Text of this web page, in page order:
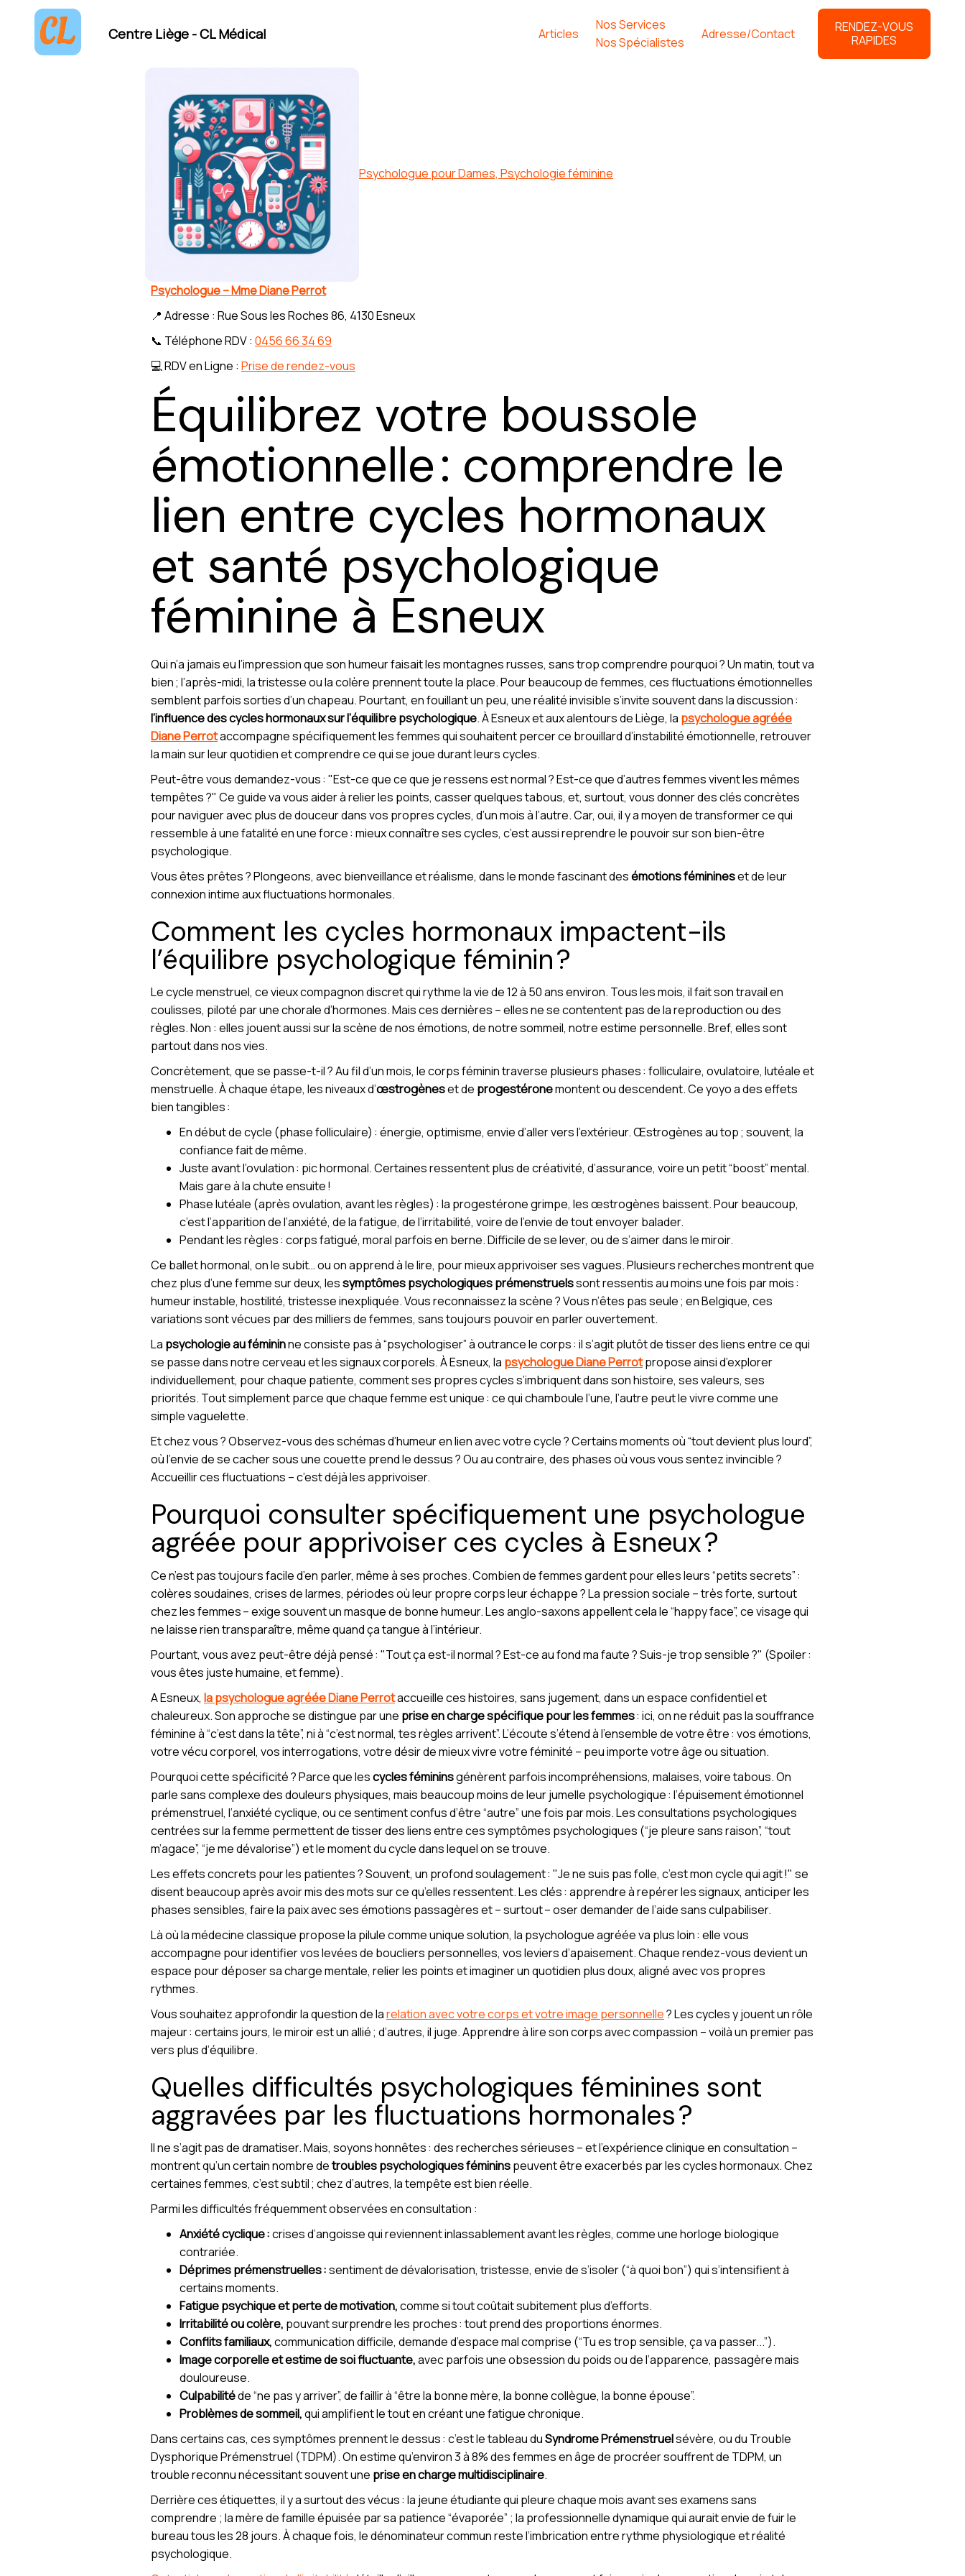
Centre Liège - CL Médical Articles
Nos Services
Nos Spécialistes
Adresse/Contact
RENDEZ-VOUS
RAPIDES
Psychologue pour Dames, Psychologie féminine
Psychologue – Mme Diane Perrot
📍 Adresse : Rue Sous les Roches 86, 4130 Esneux
📞 Téléphone RDV : 0456 66 34 69
💻 RDV en Ligne : Prise de rendez-vous
Équilibrez votre boussole
émotionnelle : comprendre le
lien entre cycles hormonaux
et santé psychologique
féminine à Esneux
Qui n’a jamais eu l’impression que son humeur faisait les montagnes russes, sans trop comprendre pourquoi ? Un matin, tout va
bien ; l’après-midi, la tristesse ou la colère prennent toute la place. Pour beaucoup de femmes, ces fluctuations émotionnelles
semblent parfois sorties d’un chapeau. Pourtant, en fouillant un peu, une réalité invisible s’invite souvent dans la discussion :
l’influence des cycles hormonaux sur l’équilibre psychologique. À Esneux et aux alentours de Liège, la psychologue agréée
Diane Perrotaccompagne spécifiquement les femmes qui souhaitent percer ce brouillard d’instabilité émotionnelle, retrouver
la main sur leur quotidien et comprendre ce qui se joue durant leurs cycles.
Peut-être vous demandez-vous : "Est-ce que ce que je ressens est normal ? Est-ce que d’autres femmes vivent les mêmes
tempêtes ?" Ce guide va vous aider à relier les points, casser quelques tabous, et, surtout, vous donner des clés concrètes
pour naviguer avec plus de douceur dans vos propres cycles, d’un mois à l’autre. Car, oui, il y a moyen de transformer ce qui
ressemble à une fatalité en une force : mieux connaître ses cycles, c’est aussi reprendre le pouvoir sur son bien-être
psychologique.
Vous êtes prêtes ? Plongeons, avec bienveillance et réalisme, dans le monde fascinant desémotions féminineset de leur
connexion intime aux fluctuations hormonales.
Comment les cycles hormonaux impactent-ils
l’équilibre psychologique féminin ?
Le cycle menstruel, ce vieux compagnon discret qui rythme la vie de 12 à 50 ans environ. Tous les mois, il fait son travail en
coulisses, piloté par une chorale d’hormones. Mais ces dernières – elles ne se contentent pas de la reproduction ou des
règles. Non : elles jouent aussi sur la scène de nos émotions, de notre sommeil, notre estime personnelle. Bref, elles sont
partout dans nos vies.
Concrètement, que se passe-t-il ? Au fil d’un mois, le corps féminin traverse plusieurs phases : folliculaire, ovulatoire, lutéale et
menstruelle. À chaque étape, les niveaux d’œstrogèneset de progestéronemontent ou descendent. Ce yoyo a des effets
bien tangibles :
En début de cycle (phase folliculaire) : énergie, optimisme, envie d’aller vers l’extérieur. Œstrogènes au top ; souvent, la
confiance fait de même.
Juste avant l’ovulation : pic hormonal. Certaines ressentent plus de créativité, d’assurance, voire un petit “boost” mental.
Mais gare à la chute ensuite !
Phase lutéale (après ovulation, avant les règles) : la progestérone grimpe, les œstrogènes baissent. Pour beaucoup,
c’est l’apparition de l’anxiété, de la fatigue, de l’irritabilité, voire de l’envie de tout envoyer balader.
Pendant les règles : corps fatigué, moral parfois en berne. Difficile de se lever, ou de s’aimer dans le miroir.
Ce ballet hormonal, on le subit… ou on apprend à le lire, pour mieux apprivoiser ses vagues. Plusieurs recherches montrent que
chez plus d’une femme sur deux, lessymptômes psychologiques prémenstruelssont ressentis au moins une fois par mois :
humeur instable, hostilité, tristesse inexpliquée. Vous reconnaissez la scène ? Vous n’êtes pas seule ; en Belgique, ces
variations sont vécues par des milliers de femmes, sans toujours pouvoir en parler ouvertement.
La psychologie au fémininne consiste pas à “psychologiser” à outrance le corps : il s’agit plutôt de tisser des liens entre ce qui
se passe dans notre cerveau et les signaux corporels. À Esneux, la psychologue Diane Perrotpropose ainsi d’explorer
individuellement, pour chaque patiente, comment ses propres cycles s’imbriquent dans son histoire, ses valeurs, ses
priorités. Tout simplement parce que chaque femme est unique : ce qui chamboule l’une, l’autre peut le vivre comme une
simple vaguelette.
Et chez vous ? Observez-vous des schémas d’humeur en lien avec votre cycle ? Certains moments où “tout devient plus lourd”,
où l’envie de se cacher sous une couette prend le dessus ? Ou au contraire, des phases où vous vous sentez invincible ?
Accueillir ces fluctuations – c’est déjà les apprivoiser.
Pourquoi consulter spécifiquement une psychologue
agréée pour apprivoiser ces cycles à Esneux ?
Ce n’est pas toujours facile d’en parler, même à ses proches. Combien de femmes gardent pour elles leurs “petits secrets” :
colères soudaines, crises de larmes, périodes où leur propre corps leur échappe ? La pression sociale – très forte, surtout
chez les femmes – exige souvent un masque de bonne humeur. Les anglo-saxons appellent cela le “happy face”, ce visage qui
ne laisse rien transparaître, même quand ça tangue à l’intérieur.
Pourtant, vous avez peut-être déjà pensé : "Tout ça est-il normal ? Est-ce au fond ma faute ? Suis-je trop sensible ?" (Spoiler :
vous êtes juste humaine, et femme).
A Esneux, la psychologue agréée Diane Perrotaccueille ces histoires, sans jugement, dans un espace confidentiel et
chaleureux. Son approche se distingue par une prise en charge spécifique pour les femmes: ici, on ne réduit pas la souffrance
féminine à “c’est dans la tête”, ni à “c’est normal, tes règles arrivent”. L’écoute s’étend à l’ensemble de votre être : vos émotions,
votre vécu corporel, vos interrogations, votre désir de mieux vivre votre féminité – peu importe votre âge ou situation.
Pourquoi cette spécificité ? Parce que lescycles fémininsgénèrent parfois incompréhensions, malaises, voire tabous. On
parle sans complexe des douleurs physiques, mais beaucoup moins de leur jumelle psychologique : l’épuisement émotionnel
prémenstruel, l’anxiété cyclique, ou ce sentiment confus d’être “autre” une fois par mois. Les consultations psychologiques
centrées sur la femme permettent de tisser des liens entre ces symptômes psychologiques (“je pleure sans raison”, “tout
m’agace”, “je me dévalorise”) et le moment du cycle dans lequel on se trouve.
Les effets concrets pour les patientes ? Souvent, un profond soulagement : "Je ne suis pas folle, c’est mon cycle qui agit !" se
disent beaucoup après avoir mis des mots sur ce qu’elles ressentent. Les clés : apprendre à repérer les signaux, anticiper les
phases sensibles, faire la paix avec ses émotions passagères et – surtout – oser demander de l’aide sans culpabiliser.
Là où la médecine classique propose la pilule comme unique solution, la psychologue agréée va plus loin : elle vous
accompagne pour identifier vos levées de boucliers personnelles, vos leviers d’apaisement. Chaque rendez-vous devient un
espace pour déposer sa charge mentale, relier les points et imaginer un quotidien plus doux, aligné avec vos propres
rythmes.
Vous souhaitez approfondir la question de larelation avec votre corps et votre image personnelle? Les cycles y jouent un rôle
majeur : certains jours, le miroir est un allié ; d’autres, il juge. Apprendre à lire son corps avec compassion – voilà un premier pas
vers plus d’équilibre.
Quelles difficultés psychologiques féminines sont
aggravées par les fluctuations hormonales ?
Il ne s’agit pas de dramatiser. Mais, soyons honnêtes : des recherches sérieuses – et l’expérience clinique en consultation –
montrent qu’un certain nombre detroubles psychologiques fémininspeuvent être exacerbés par les cycles hormonaux. Chez
certaines femmes, c’est subtil ; chez d’autres, la tempête est bien réelle.
Parmi les difficultés fréquemment observées en consultation :
Anxiété cyclique :crises d’angoisse qui reviennent inlassablement avant les règles, comme une horloge biologique
contrariée.
Déprimes prémenstruelles :sentiment de dévalorisation, tristesse, envie de s’isoler (“à quoi bon”) qui s’intensifient à
certains moments.
Fatigue psychique et perte de motivation,comme si tout coûtait subitement plus d’efforts.
Irritabilité ou colère, pouvant surprendre les proches : tout prend des proportions énormes.
Conflits familiaux,communication difficile, demande d’espace mal comprise (“Tu es trop sensible, ça va passer...”).
Image corporelle et estime de soi fluctuante,avec parfois une obsession du poids ou de l’apparence, passagère mais
douloureuse.
Culpabilitéde “ne pas y arriver”, de faillir à “être la bonne mère, la bonne collègue, la bonne épouse”.
Problèmes de sommeil,qui amplifient le tout en créant une fatigue chronique.
Dans certains cas, ces symptômes prennent le dessus : c’est le tableau duSyndrome Prémenstruelsévère, ou du Trouble
Dysphorique Prémenstruel (TDPM). On estime qu’environ 3 à 8% des femmes en âge de procréer souffrent de TDPM, un
trouble reconnu nécessitant souvent une prise en charge multidisciplinaire.
Derrière ces étiquettes, il y a surtout des vécus : la jeune étudiante qui pleure chaque mois avant ses examens sans
comprendre ; la mère de famille épuisée par sa patience “évaporée” ; la professionnelle dynamique qui aurait envie de fuir le
bureau tous les 28 jours. À chaque fois, le dénominateur commun reste l’imbrication entre rythme physiologique et réalité
psychologique.